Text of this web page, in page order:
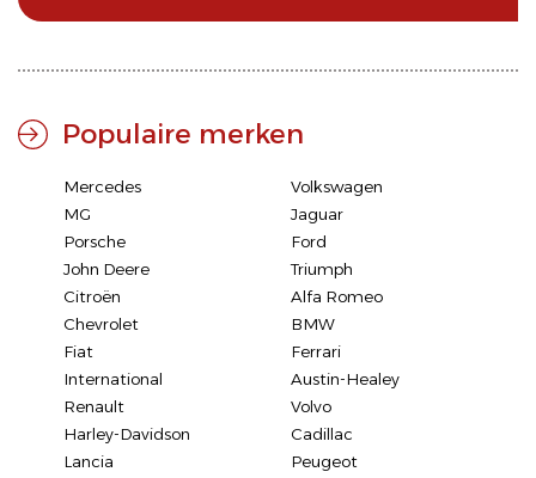
Populaire merken
Mercedes
Volkswagen
MG
Jaguar
Porsche
Ford
John Deere
Triumph
Citroën
Alfa Romeo
Chevrolet
BMW
Fiat
Ferrari
International
Austin-Healey
Renault
Volvo
Harley-Davidson
Cadillac
Lancia
Peugeot